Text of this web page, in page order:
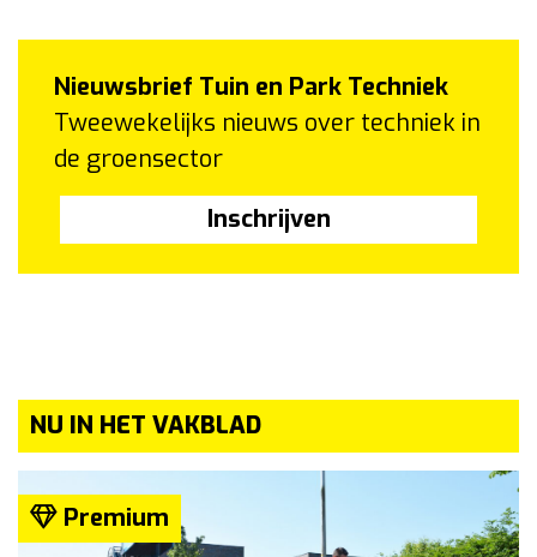
Nieuwsbrief Tuin en Park Techniek
Tweewekelijks nieuws over techniek in
de groensector
Inschrijven
NU IN HET VAKBLAD
Premium